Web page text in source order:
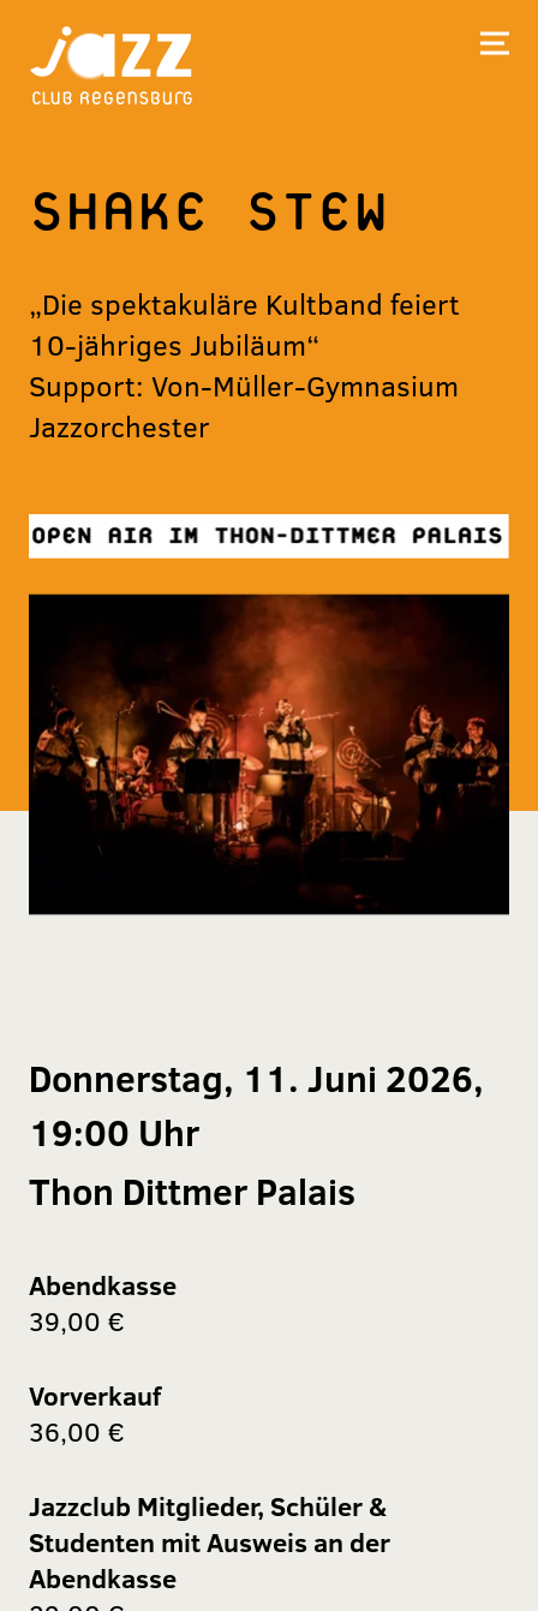
SHAKE STEW
„Die spektakuläre Kultband feiert
10-jähriges Jubiläum“
Support: Von-Müller-Gymnasium
Jazzorchester
Donnerstag, 11. Juni 2026,
19:00 Uhr
Thon Dittmer Palais
Abendkasse
39,00 €
Vorverkauf
36,00 €
Jazzclub Mitglieder, Schüler &
Studenten mit Ausweis an der
Abendkasse